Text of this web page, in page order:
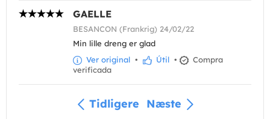
GAELLE
BESANCON (Frankrig) 24/02/22
Min lille dreng er glad
Ver original • Útil •
Compra
verificada
Tidligere Næste